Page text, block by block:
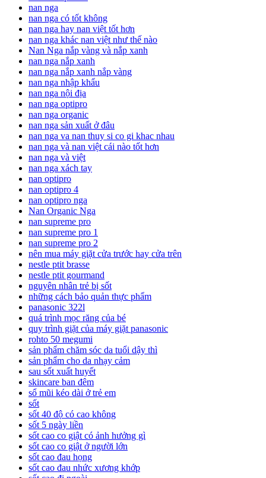
nan nga
nan nga có tốt không
nan nga hay nan việt tốt hơn
nan nga khác nan việt như thế nào
Nan Nga nắp vàng và nắp xanh
nan nga nắp xanh
nan nga nắp xanh nắp vàng
nan nga nhập khẩu
nan nga nội địa
nan nga optipro
nan nga organic
nan nga sản xuất ở đâu
nan nga va nan thuy si co gi khac nhau
nan nga và nan việt cái nào tốt hơn
nan nga và việt
nan nga xách tay
nan optipro
nan optipro 4
nan optipro nga
Nan Organic Nga
nan supreme pro
nan supreme pro 1
nan supreme pro 2
nên mua máy giặt cửa trước hay cửa trên
nestle ptit brasse
nestle ptit gourmand
nguyên nhân trẻ bị sốt
những cách bảo quản thực phẩm
panasonic 322l
quá trình mọc răng của bé
quy trình giặt của máy giặt panasonic
rohto 50 megumi
sản phẩm chăm sóc da tuổi dậy thì
sản phẩm cho da nhạy cảm
sau sốt xuất huyết
skincare ban đêm
sổ mũi kéo dài ở trẻ em
sốt
sốt 40 độ có cao không
sốt 5 ngày liền
sốt cao co giật có ảnh hưởng gì
sốt cao co giật ở người lớn
sốt cao đau họng
sốt cao đau nhức xương khớp